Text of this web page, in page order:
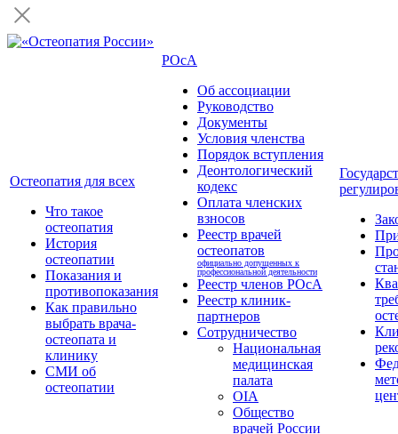
Остеопатия для всех
Что такое
остеопатия
История
остеопатии
Показания и
противопоказания
Как правильно
выбрать врача-
остеопата и
клинику
СМИ об
остеопатии
РОсА
Об ассоциации
Руководство
Документы
Условия членства
Порядок вступления
Деонтологический
кодекс
Оплата членских
взносов
Реестр врачей
остеопатов
официально допущенных к
профессиональной деятельности
Реестр членов РОсА
Реестр клиник-
партнеров
Сотрудничество
Национальная
медицинская
палата
OIA
Общество
врачей России